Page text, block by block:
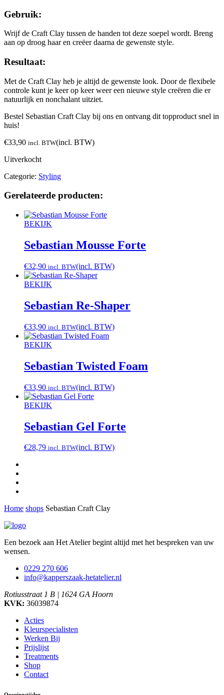
Gebruik:
Wrijf de Craft Clay tussen de handen tot deze soepel wordt. Breng
aan op droog haar en creëer daarna de gewenste style.
Resultaat:
Met de Craft Clay heb je altijd de gewenste look. Door de flexibele
controle kunt je keer op keer weer een nieuwe style creëren die er
natuurlijk en nonchalant uitziet.
Bestel Sebastian Craft Clay bij ons en ontvang dit topproduct snel in
huis!
€33,90 incl. BTW(incl. BTW)
Uitverkocht
Categorie: Styling
Gerelateerde producten:
BEKIJK
Sebastian Mousse Forte
€32,90 incl. BTW(incl. BTW)
BEKIJK
Sebastian Re-Shaper
€33,90 incl. BTW(incl. BTW)
BEKIJK
Sebastian Twisted Foam
€33,90 incl. BTW(incl. BTW)
BEKIJK
Sebastian Gel Forte
€28,79 incl. BTW(incl. BTW)
Home shops Sebastian Craft Clay
Een bezoek aan Het Atelier begint altijd met het bespreken van uw
wensen.
0229 270 606
info@kapperszaak-hetatelier.nl
Rotiusstraat 1 B | 1624 GA Hoorn
KVK: 36039874
Acties
Kleurspecialisten
Werken Bij
Prijslijst
Treatments
Shop
Contact